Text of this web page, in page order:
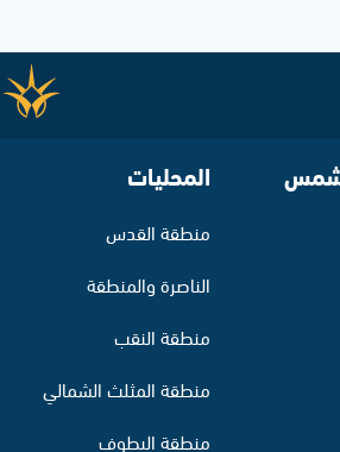
المحليات
منطقة القدس
الناصرة والمنطقة
منطقة النقب
منطقة المثلث الشمالي
منطقة البطوف